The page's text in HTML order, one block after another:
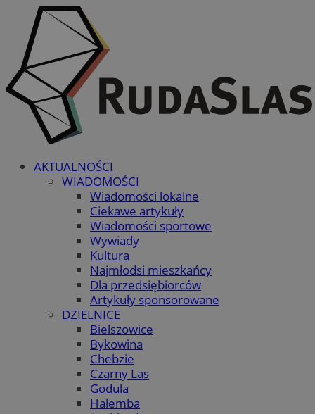
AKTUALNOŚCI
WIADOMOŚCI
Wiadomości lokalne
Ciekawe artykuły
Wiadomości sportowe
Wywiady
Kultura
Najmłodsi mieszkańcy
Dla przedsiębiorców
Artykuły sponsorowane
DZIELNICE
Bielszowice
Bykowina
Chebzie
Czarny Las
Godula
Halemba